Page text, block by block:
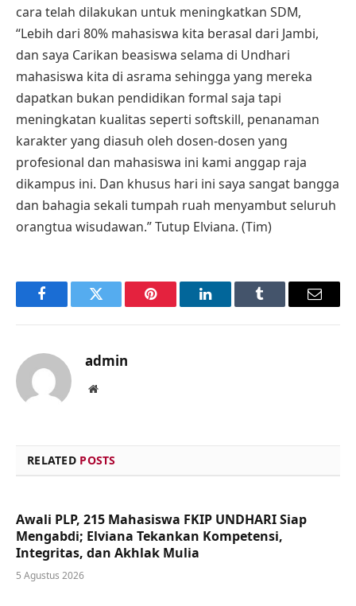
cara telah dilakukan untuk meningkatkan SDM,
“Lebih dari 80% mahasiswa kita berasal dari Jambi,
dan saya Carikan beasiswa selama di Undhari
mahasiswa kita di asrama sehingga yang mereka
dapatkan bukan pendidikan formal saja tapi
meningkatan kualitas seperti softskill, penanaman
karakter yang diasuh oleh dosen-dosen yang
profesional dan mahasiswa ini kami anggap raja
dikampus ini. Dan khusus hari ini saya sangat bangga
dan bahagia sekali tumpah ruah menyambut seluruh
orangtua wisudawan.” Tutup Elviana. (Tim)
FacebookTwitter Pinterest LinkedInTumblr Email
admin
Website
RELATED POSTS
Awali PLP, 215 Mahasiswa FKIP UNDHARI Siap
Mengabdi; Elviana Tekankan Kompetensi,
Integritas, dan Akhlak Mulia
5 Agustus 2026